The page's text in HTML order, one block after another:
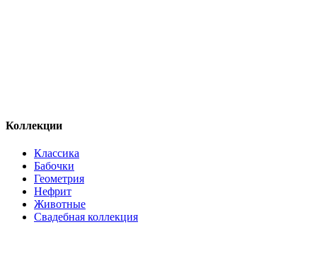
Коллекции
Классика
Бабочки
Геометрия
Нефрит
Животные
Свадебная коллекция